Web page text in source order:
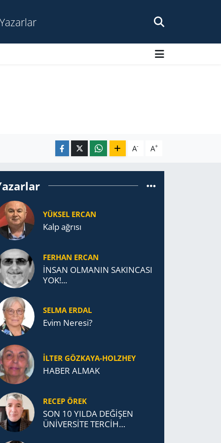
Yazarlar
A- A+
YÜKSEL ERCAN
Kalp ağrısı
FERHAN ERCAN
İNSAN OLMANIN SAKINCASI
YOK!...
SELMA ERDAL
Evim Neresi?
İLTER GÖZKAYA-HOLZHEY
HABER ALMAK
RECEP ÖREK
SON 10 YILDA DEĞİŞEN
ÜNİVERSİTE TERCİH